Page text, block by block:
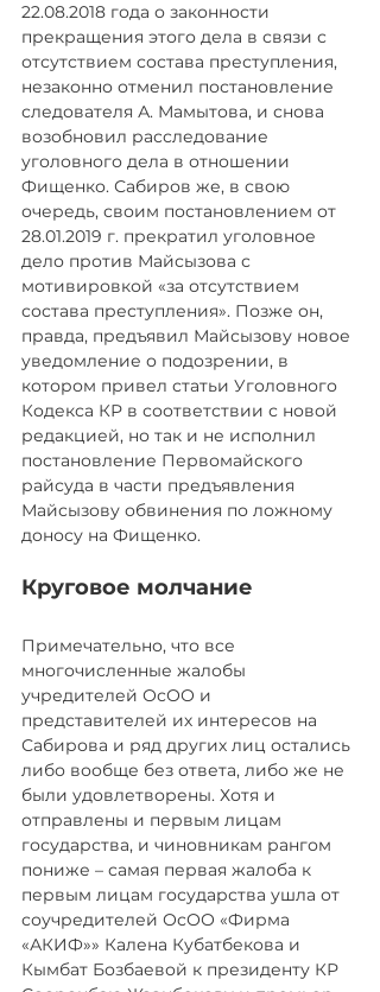
22.08.2018 года о законности
прекращения этого дела в связи с
отсутствием состава преступления,
незаконно отменил постановление
следователя А. Мамытова, и снова
возобновил расследование
уголовного дела в отношении
Фищенко. Сабиров же, в свою
очередь, своим постановлением от
28.01.2019 г. прекратил уголовное
дело против Майсызова с
мотивировкой «за отсутствием
состава преступления». Позже он,
правда, предъявил Майсызову новое
уведомление о подозрении, в
котором привел статьи Уголовного
Кодекса КР в соответствии с новой
редакцией, но так и не исполнил
постановление Первомайского
райсуда в части предъявления
Майсызову обвинения по ложному
доносу на Фищенко.
Круговое молчание
Примечательно, что все
многочисленные жалобы
учредителей ОсОО и
представителей их интересов на
Сабирова и ряд других лиц остались
либо вообще без ответа, либо же не
были удовлетворены. Хотя и
отправлены и первым лицам
государства, и чиновникам рангом
пониже – самая первая жалоба к
первым лицам государства ушла от
соучредителей ОсОО «Фирма
«АКИФ»» Калена Кубатбекова и
Кымбат Бозбаевой к президенту КР